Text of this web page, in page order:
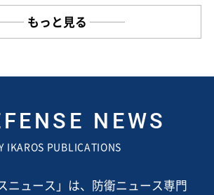
もっと見る
NEWS
IKAROS PUBLICATIONS
ニュース」は、防衛ニュース専門